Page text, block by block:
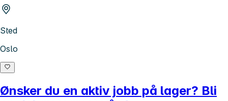
Sted
Oslo
Ønsker du en aktiv jobb på lager? Bli